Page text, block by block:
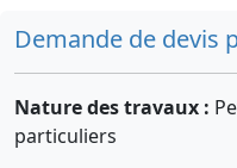
Demande de devis
Nature des travaux :
particuliers